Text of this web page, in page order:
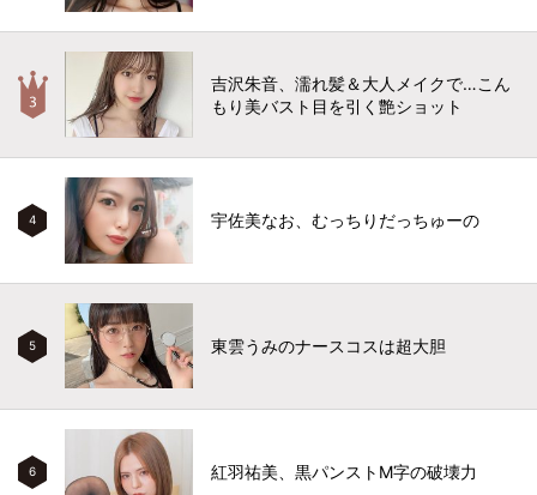
吉沢朱音、濡れ髪＆大人メイクで…こん
もり美バスト目を引く艶ショット
4 宇佐美なお、むっちりだっちゅーの
5 東雲うみのナースコスは超大胆
6 紅羽祐美、黒パンストM字の破壊力